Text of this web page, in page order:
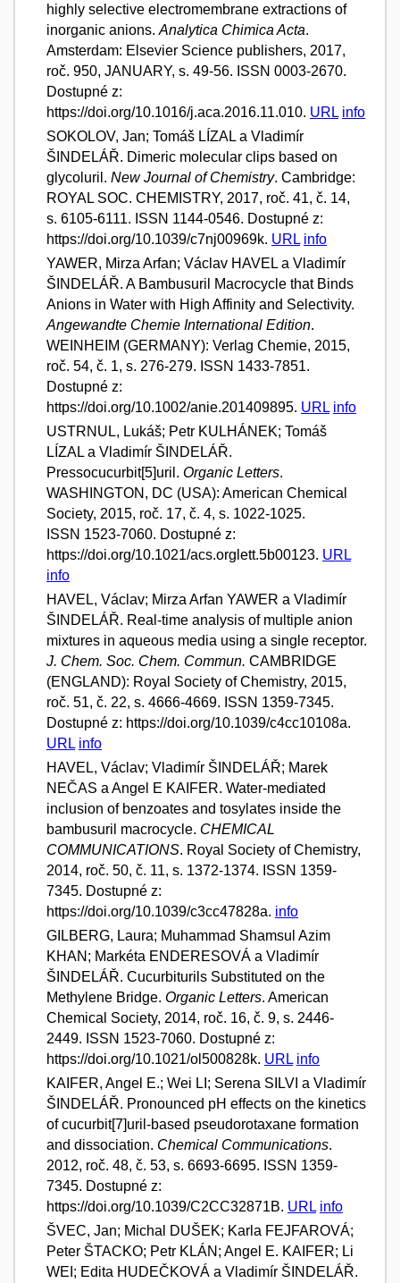
highly selective electromembrane extractions of
inorganic anions. Analytica Chimica Acta.
Amsterdam: Elsevier Science publishers, 2017,
roč. 950, JANUARY, s. 49-56. ISSN 0003-2670.
Dostupné z:
https://doi.org/10.1016/j.aca.2016.11.010. URL info
SOKOLOV, Jan; Tomáš LÍZAL a Vladimír
ŠINDELÁŘ. Dimeric molecular clips based on
glycoluril. New Journal of Chemistry. Cambridge:
ROYAL SOC. CHEMISTRY, 2017, roč. 41, č. 14,
s. 6105-6111. ISSN 1144-0546. Dostupné z:
https://doi.org/10.1039/c7nj00969k. URL info
YAWER, Mirza Arfan; Václav HAVEL a Vladimír
ŠINDELÁŘ. A Bambusuril Macrocycle that Binds
Anions in Water with High Affinity and Selectivity.
Angewandte Chemie International Edition.
WEINHEIM (GERMANY): Verlag Chemie, 2015,
roč. 54, č. 1, s. 276-279. ISSN 1433-7851.
Dostupné z:
https://doi.org/10.1002/anie.201409895. URL info
USTRNUL, Lukáš; Petr KULHÁNEK; Tomáš
LÍZAL a Vladimír ŠINDELÁŘ.
Pressocucurbit[5]uril. Organic Letters.
WASHINGTON, DC (USA): American Chemical
Society, 2015, roč. 17, č. 4, s. 1022-1025.
ISSN 1523-7060. Dostupné z:
https://doi.org/10.1021/acs.orglett.5b00123. URL
info
HAVEL, Václav; Mirza Arfan YAWER a Vladimír
ŠINDELÁŘ. Real-time analysis of multiple anion
mixtures in aqueous media using a single receptor.
J. Chem. Soc. Chem. Commun. CAMBRIDGE
(ENGLAND): Royal Society of Chemistry, 2015,
roč. 51, č. 22, s. 4666-4669. ISSN 1359-7345.
Dostupné z: https://doi.org/10.1039/c4cc10108a.
URL info
HAVEL, Václav; Vladimír ŠINDELÁŘ; Marek
NEČAS a Angel E KAIFER. Water-mediated
inclusion of benzoates and tosylates inside the
bambusuril macrocycle. CHEMICAL
COMMUNICATIONS. Royal Society of Chemistry,
2014, roč. 50, č. 11, s. 1372-1374. ISSN 1359-
7345. Dostupné z:
https://doi.org/10.1039/c3cc47828a. info
GILBERG, Laura; Muhammad Shamsul Azim
KHAN; Markéta ENDERESOVÁ a Vladimír
ŠINDELÁŘ. Cucurbiturils Substituted on the
Methylene Bridge. Organic Letters. American
Chemical Society, 2014, roč. 16, č. 9, s. 2446-
2449. ISSN 1523-7060. Dostupné z:
https://doi.org/10.1021/ol500828k. URL info
KAIFER, Angel E.; Wei LI; Serena SILVI a Vladimír
ŠINDELÁŘ. Pronounced pH effects on the kinetics
of cucurbit[7]uril-based pseudorotaxane formation
and dissociation. Chemical Communications.
2012, roč. 48, č. 53, s. 6693-6695. ISSN 1359-
7345. Dostupné z:
https://doi.org/10.1039/C2CC32871B. URL info
ŠVEC, Jan; Michal DUŠEK; Karla FEJFAROVÁ;
Peter ŠTACKO; Petr KLÁN; Angel E. KAIFER; Li
WEI; Edita HUDEČKOVÁ a Vladimír ŠINDELÁŘ.